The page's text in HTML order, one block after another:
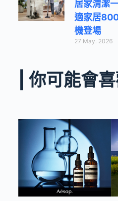
居家清潔
適家居
機登場
27 May. 2026
| 你可能會